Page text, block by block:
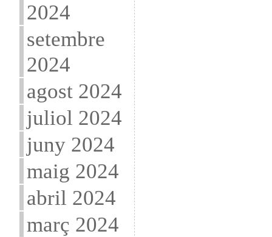
2024
setembre
2024
agost 2024
juliol 2024
juny 2024
maig 2024
abril 2024
març 2024